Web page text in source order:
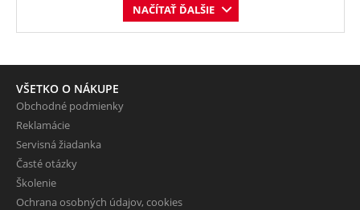
NAČÍTAŤ ĎALŠIE
VŠETKO O NÁKUPE
Obchodné podmienky
Reklamácie
Servisná žiadanka
Časté otázky
Školenie
Ochrana osobných údajov, cookies